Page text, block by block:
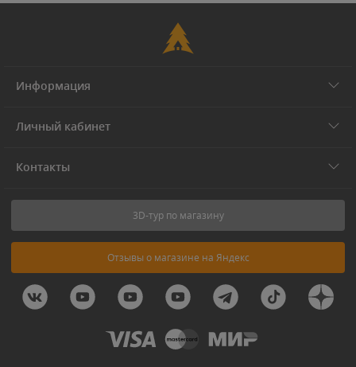
Информация
Личный кабинет
Контакты
3D-тур по магазину
Отзывы о магазине на Яндекс